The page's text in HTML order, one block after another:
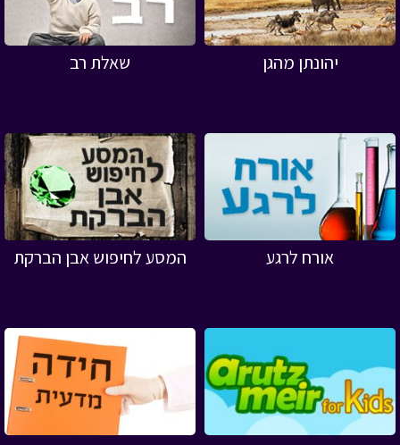
יהונתן מהגן שאלת רב
אורח לרגע המסע לחיפוש אבן הברקת